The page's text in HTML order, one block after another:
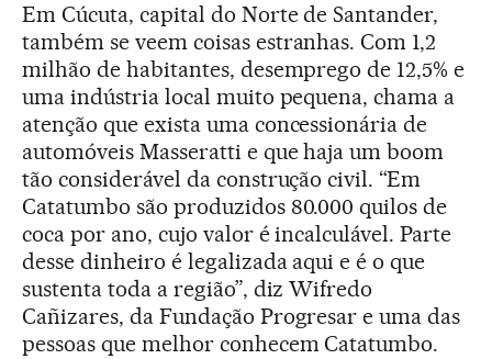
Em Cúcuta, capital do Norte de Santander,
também se veem coisas estranhas. Com 1,2
milhão de habitantes, desemprego de 12,5% e
uma indústria local muito pequena, chama a
atenção que exista uma concessionária de
automóveis Masseratti e que haja um boom
tão considerável da construção civil. “Em
Catatumbo são produzidos 80.000 quilos de
coca por ano, cujo valor é incalculável. Parte
desse dinheiro é legalizada aqui e é o que
sustenta toda a região”, diz Wifredo
Cañizares, da Fundação Progresar e uma das
pessoas que melhor conhecem Catatumbo.